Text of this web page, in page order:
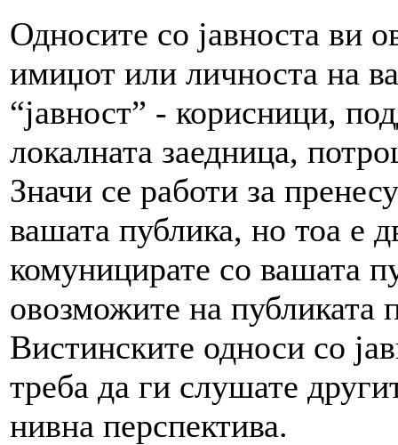
Односите со јавноста ви
имиџот или личноста на
“јавност” - корисници,
локалната заедница,
Значи се работи за
вашата публика, но тоа е
комуницирате со вашата
овозможите на публиката
Вистинските односи со
треба да ги слушате
нивна перспектива.